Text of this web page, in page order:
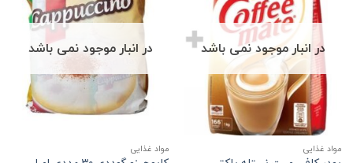
در انبار موجود نمی باشد
مواد غذایی
در انبار موجود نمی باشد
مواد غذایی